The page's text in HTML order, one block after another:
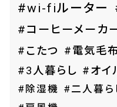
#wi-fiルーター
#コーヒーメーカ
#こたつ
#電気毛
#3人暮らし #オイ
#除湿機 #二人暮ら